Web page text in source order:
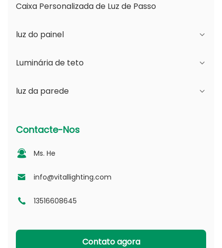
Caixa Personalizada de Luz de Passo
luz do painel
Série JDL
Série DSDL
Série MDL
Série NSDL
Série DL
Série PADL
Luminária de teto
Série JCL
Série fotovoltaica
Série PD
Série CL
Série PACL
luz da parede
Abertura Mutável
Série D - Placa de Guia de Luz Pontilhada
Contacte-Nos
Ms. He
info@vitallighting.com
13516608645
Contato agora